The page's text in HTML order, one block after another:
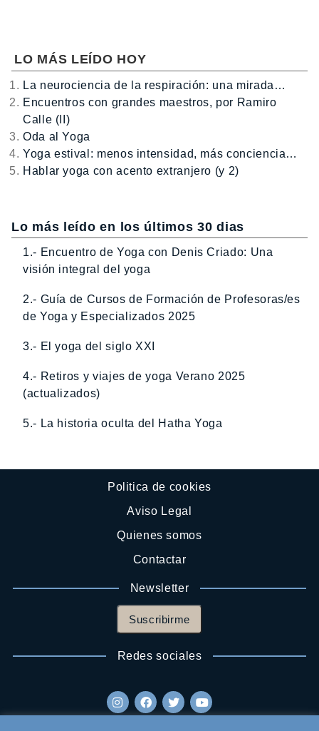
LO MÁS LEÍDO HOY
La neurociencia de la respiración: una mirada…
Encuentros con grandes maestros, por Ramiro
Calle (II)
Oda al Yoga
Yoga estival: menos intensidad, más conciencia…
Hablar yoga con acento extranjero (y 2)
Lo más leído en los últimos 30 dias
1.- Encuentro de Yoga con Denis Criado: Una
visión integral del yoga
2.- Guía de Cursos de Formación de Profesoras/es
de Yoga y Especializados 2025
3.- El yoga del siglo XXI
4.- Retiros y viajes de yoga Verano 2025
(actualizados)
5.- La historia oculta del Hatha Yoga
Politica de cookies
Aviso Legal
Quienes somos
Contactar
Newsletter
Suscribirme
Redes sociales